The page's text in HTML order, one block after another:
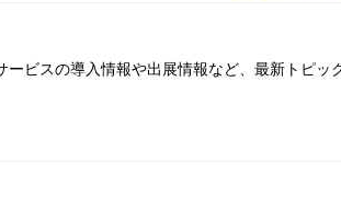
ビスの導入情報や出展情報など、最新トピ